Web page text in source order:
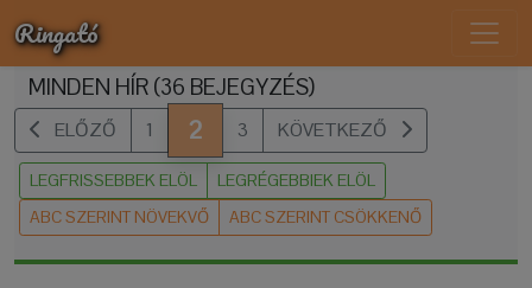
Ringató
MINDEN HÍR (36 BEJEGYZÉS)
ELŐZŐ 1 2 3 KÖVETKEZŐ
LEGFRISSEBBEK ELÖL
LEGRÉGEBBIEK ELÖL
ABC SZERINT NÖVEKVŐ
ABC SZERINT CSÖKKENŐ